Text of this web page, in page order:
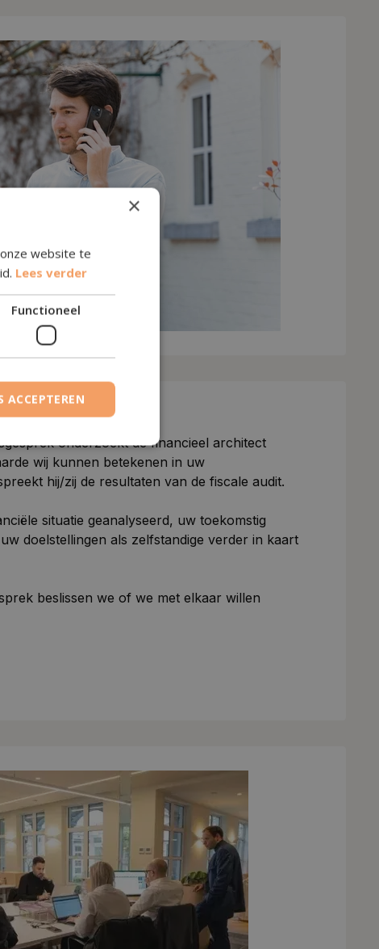
onderzoekt de financieel architect
wij kunnen betekenen in uw
hij/zij de resultaten van de fiscale audit.
situatie geanalyseerd, uw toekomstig
doelstellingen als zelfstandige verder in kaart
beslissen we of we met elkaar willen
×
website te
Lees verder
Functioneel
ACCEPTEREN